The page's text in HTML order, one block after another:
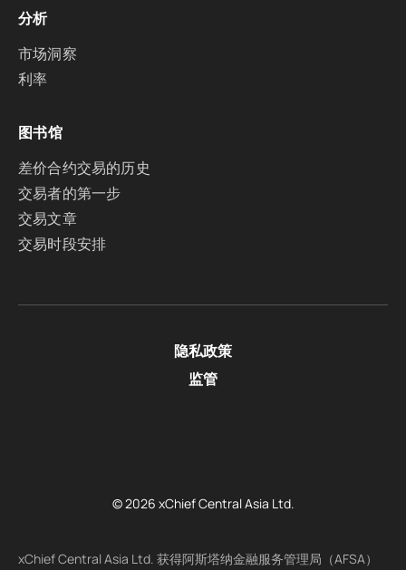
分析
市场洞察
利率
图书馆
差价合约交易的历史
交易者的第一步
交易文章
交易时段安排
隐私政策
监管
© 2026 xChief Central Asia Ltd.
xChief Central Asia Ltd. 获得阿斯塔纳金融服务管理局（AFSA）